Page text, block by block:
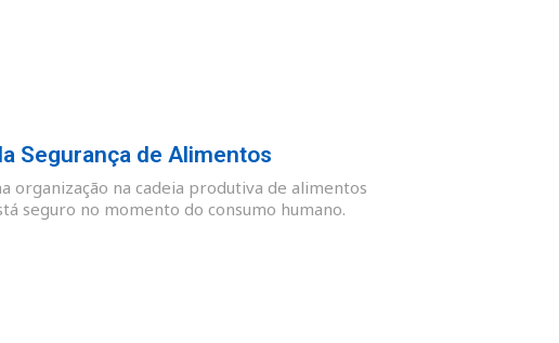
Segurança de Alimentos
organização na cadeia produtiva de alimentos
seguro no momento do consumo humano.